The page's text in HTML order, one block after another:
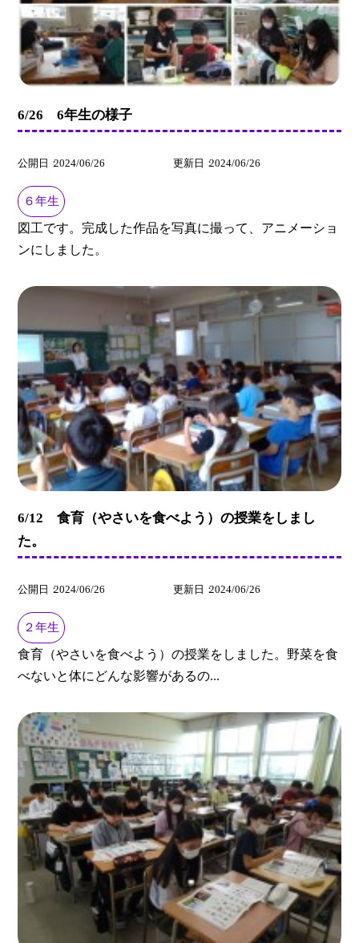
6/26 6年生の様子
公開日 2024/06/26 更新日 2024/06/26
６年生
図工です。完成した作品を写真に撮って、アニメーショ
ンにしました。
6/12 食育（やさいを食べよう）の授業をしまし
た。
公開日 2024/06/26 更新日 2024/06/26
２年生
食育（やさいを食べよう）の授業をしました。野菜を食
べないと体にどんな影響があるの...